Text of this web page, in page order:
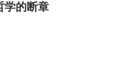
的断章